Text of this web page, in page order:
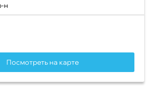
н
Посмотреть на карте